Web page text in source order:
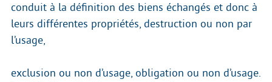
conduit à la définition des biens échangés et donc à
leurs différentes propriétés, destruction ou non par
l’usage,
exclusion ou non d’usage, obligation ou non d’usage.